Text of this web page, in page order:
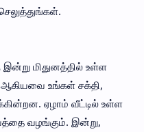
இன்று மிதுனத்தில் உள்ள
ஆகியவை உங்கள் சக்தி,
ஏழாம் வீட்டில் உள்ள
வழங்கும். இன்று,